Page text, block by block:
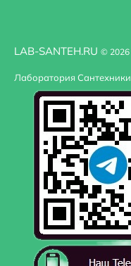
LAB-SANTEH.RU © 2026
Лаборатория Сантехники